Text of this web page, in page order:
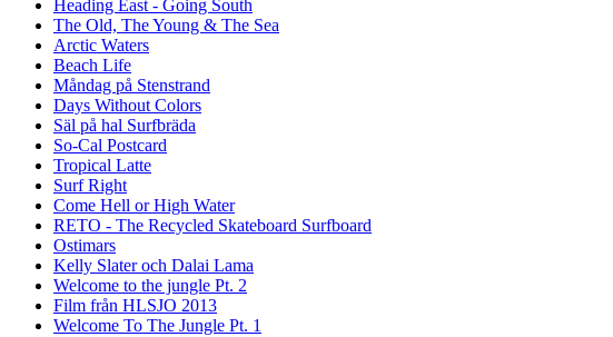
Heading East - Going South
The Old, The Young & The Sea
Arctic Waters
Beach Life
Måndag på Stenstrand
Days Without Colors
Säl på hal Surfbräda
So-Cal Postcard
Tropical Latte
Surf Right
Come Hell or High Water
RETO - The Recycled Skateboard Surfboard
Ostimars
Kelly Slater och Dalai Lama
Welcome to the jungle Pt. 2
Film från HLSJO 2013
Welcome To The Jungle Pt. 1